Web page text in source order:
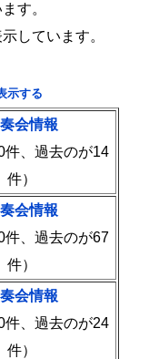
す。
しています。
示する
会情報
件、過去のが14
件）
会情報
件、過去のが67
件）
会情報
件、過去のが24
件）